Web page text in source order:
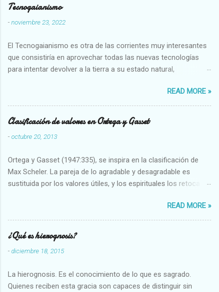
Tecnogaianismo
-noviembre 23, 2022
El Tecnogaianismo es otra de las corrientes muy interesantes
que consistiría en aprovechar todas las nuevas tecnologías
para intentar devolver a la tierra a su estado natural,
READ MORE »
Clasificación de valores en Ortega y Gasset
-octubre 20, 2013
Ortega y Gasset (1947:335), se inspira en la clasificación de
Max Scheler. La pareja de lo agradable y desagradable es
sustituida por los valores útiles, y los espirituales los retoca.
Abundante-Escaso,etc 2 VITALES Sano-Enfermo Selecto-
Vulgar Enérgico-Inerte Fuerte-Débil,etc. 3 ESPIRITUALES a)
Intelectuales Conocimiento-Error Exacto-Aproximado
Evidente-Probable,etc b) Morales Bueno-malo Bondadoso-
malvado Justo-Injusto Escrupuloso-Relajado Leal-Desleal,etc.
Armonioso-Inarmonioso 4 RELIGIOSOS Santo-Pr...
READ MORE »
¿Qué es hierognosis?
-diciembre 18, 2015
La hierognosis. Es el conocimiento de lo que es sagrado.
Quienes reciben esta gracia son capaces de distinguir sin